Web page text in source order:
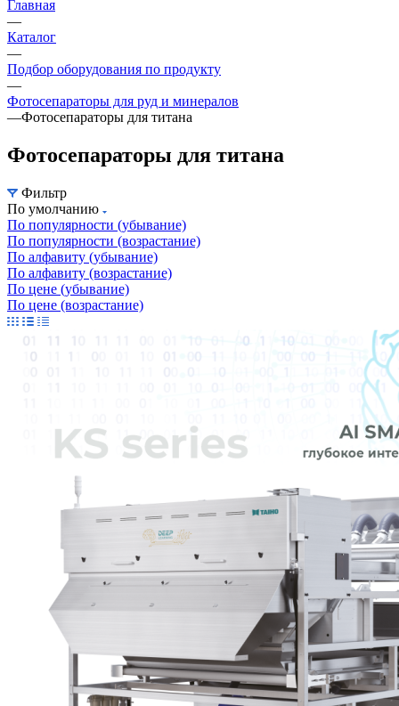
Главная
—
Каталог
—
Подбор оборудования по продукту
—
Фотосепараторы для руд и минералов
—Фотосепараторы для титана
Фотосепараторы для титана
Фильтр
По умолчанию
По популярности (убывание)
По популярности (возрастание)
По алфавиту (убывание)
По алфавиту (возрастание)
По цене (убывание)
По цене (возрастание)